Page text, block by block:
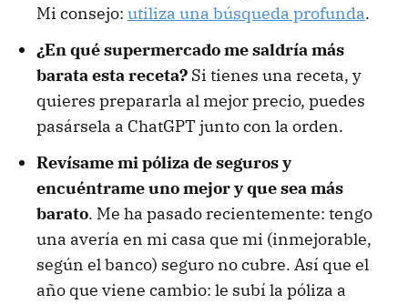
Mi consejo: utiliza una búsqueda profunda.
¿En qué supermercado me saldría más
barata esta receta? Si tienes una receta, y
quieres prepararla al mejor precio, puedes
pasársela a ChatGPT junto con la orden.
Revísame mi póliza de seguros y
encuéntrame uno mejor y que sea más
barato. Me ha pasado recientemente: tengo
una avería en mi casa que mi (inmejorable,
según el banco) seguro no cubre. Así que el
año que viene cambio: le subí la póliza a